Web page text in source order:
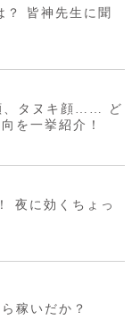
？ 皆神先生に聞
、タヌキ顔…… ど
を一挙紹介！
夜に効くちょっ
稼いだか？